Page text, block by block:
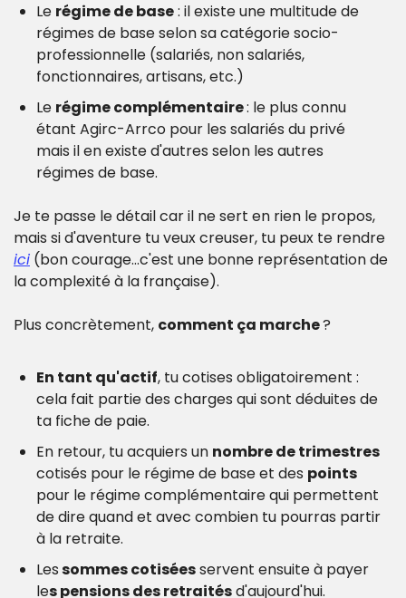
Le régime de base : il existe une multitude de
régimes de base selon sa catégorie socio-
professionnelle (salariés, non salariés,
fonctionnaires, artisans, etc.)
Le régime complémentaire : le plus connu
étant Agirc-Arrco pour les salariés du privé
mais il en existe d'autres selon les autres
régimes de base.
Je te passe le détail car il ne sert en rien le propos,
ici (bon courage...c'est une bonne représentation de
la complexité à la française).
Plus concrètement, comment ça marche ?
En tant qu'actif, tu cotises obligatoirement :
cela fait partie des charges qui sont déduites de
ta fiche de paie.
En retour, tu acquiers un nombre de trimestres
cotisés pour le régime de base et des points
pour le régime complémentaire qui permettent
de dire quand et avec combien tu pourras partir
à la retraite.
Les sommes cotisées servent ensuite à payer
les pensions des retraités d'aujourd'hui.